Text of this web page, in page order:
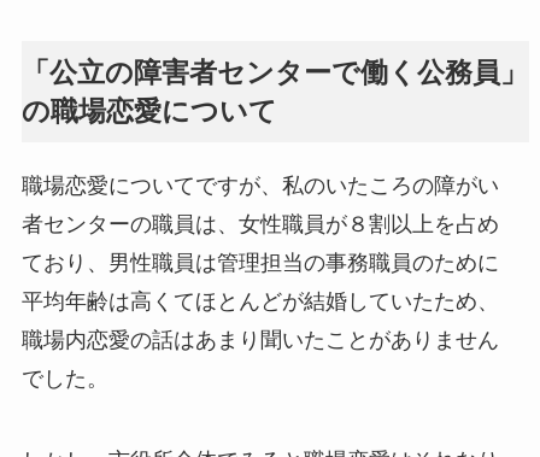
「公立の障害者センターで働く公務員」
の職場恋愛について
職場恋愛についてですが、私のいたころの障がい
者センターの職員は、女性職員が８割以上を占め
ており、男性職員は管理担当の事務職員のために
平均年齢は高くてほとんどが結婚していたため、
職場内恋愛の話はあまり聞いたことがありません
でした。